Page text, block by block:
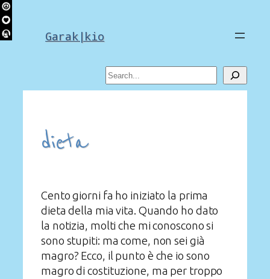
Skip
to
content Garak|kio
Search
dieta
Cento giorni fa ho iniziato la prima
dieta della mia vita. Quando ho dato
la notizia, molti che mi conoscono si
sono stupiti: ma come, non sei già
magro? Ecco, il punto è che io sono
magro di costituzione, ma per troppo